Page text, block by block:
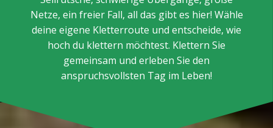
Netze, ein freier Fall, all das gibt es hier! Wähle
deine eigene Kletterroute und entscheide, wie
hoch du klettern möchtest. Klettern Sie
gemeinsam und erleben Sie den
anspruchsvollsten Tag im Leben!